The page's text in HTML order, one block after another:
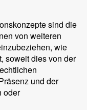
sind die
von weiteren
wie
soweit dies von der
und der
oder